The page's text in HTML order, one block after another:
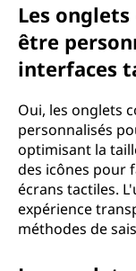
Les
être
interfaces
Oui, les onglets
personnalisés
optimisant la
des icônes pour
écrans tactiles.
expérience
méthodes de